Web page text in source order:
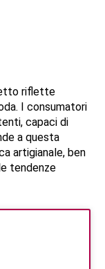
riflette
I consumatori
capaci di
a questa
artigianale, ben
tendenze